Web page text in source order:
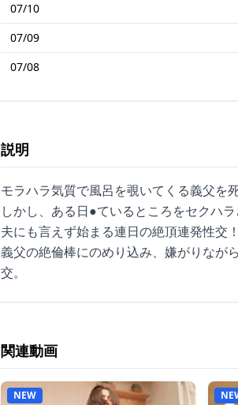
07/10
07/09
07/08
説明
モラハラ気質で風呂を覗いてくる義父を
しかし、ある日●ているところをセクハ
夫にも言えず始まる連日の絶頂連発性交！
義父の絶倫棒にのめり込み、嫌がりなが
交。
関連動画
NEW